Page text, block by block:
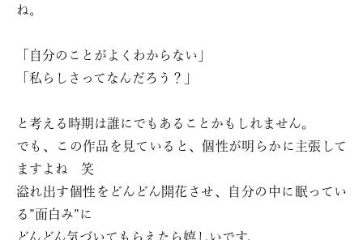
ね。
「自分のことがよくわからない」
「私らしさってなんだろう？」
と考える時期は誰にでもあることかもしれません。
でも、この作品を見ていると、個性が明らかに主張して
ますよね 笑
溢れ出す個性をどんどん開花させ、自分の中に眠ってい
る”面白み”に
どんどん気づいてもらえたら嬉しいです。